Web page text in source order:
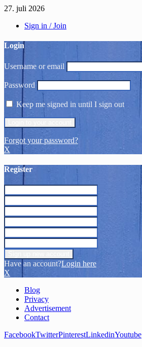
27. juli 2026
Sign in / Join
Login
Username or email
Password
Keep me signed in until I sign out
Forgot your password?
X
Register
Have an account?Login here
X
Blog
Privacy
Advertisement
Contact
FacebookTwitterPinterestLinkedinYoutube